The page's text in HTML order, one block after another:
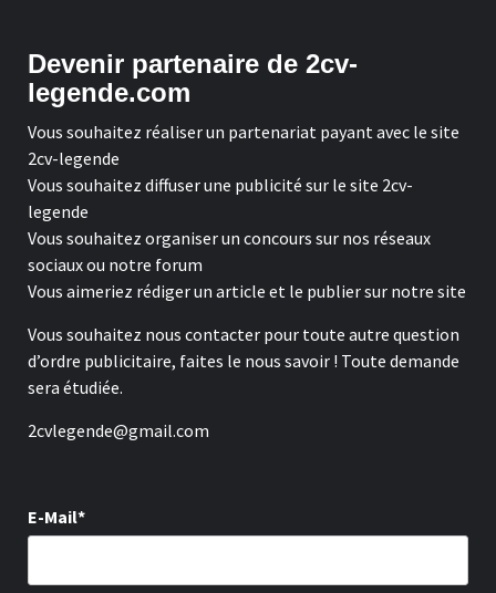
Devenir partenaire de 2cv-
legende.com
Vous souhaitez réaliser un partenariat payant avec le site
2cv-legende
Vous souhaitez diffuser une publicité sur le site 2cv-
legende
Vous souhaitez organiser un concours sur nos réseaux
sociaux ou notre forum
Vous aimeriez rédiger un article et le publier sur notre site
Vous souhaitez nous contacter pour toute autre question
d’ordre publicitaire, faites le nous savoir ! Toute demande
sera étudiée.
2cvlegende@gmail.com
E-Mail*